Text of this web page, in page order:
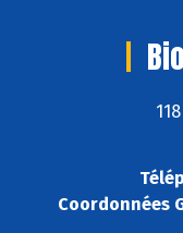
Coordonnées